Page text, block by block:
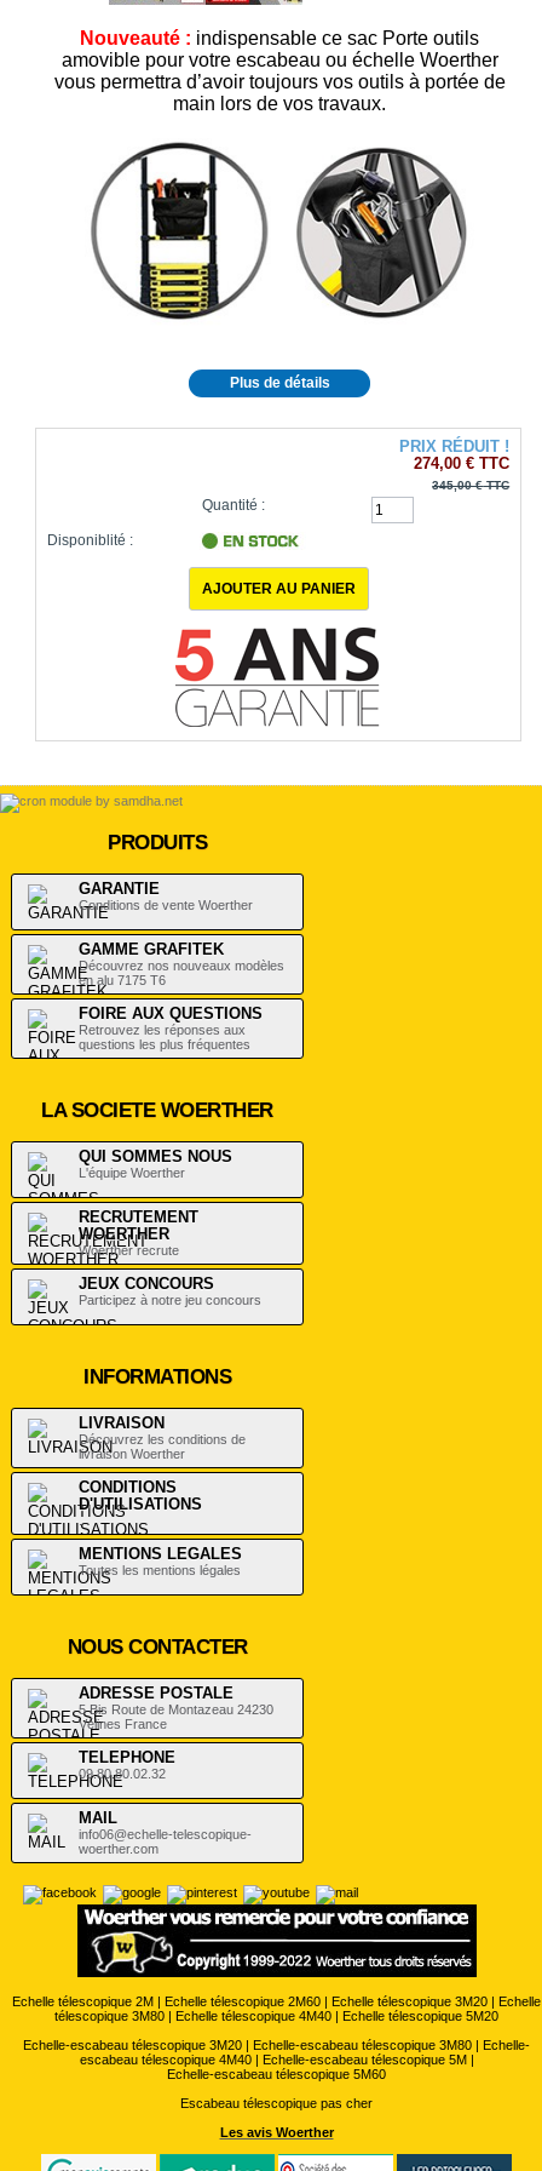
Nouveauté : indispensable ce sac Porte outils
amovible pour votre escabeau ou échelle Woerther
vous permettra d’avoir toujours vos outils à portée de
main lors de vos travaux.
Plus de détails
PRIX RÉDUIT !
274,00 € TTC
345,00 €TTC
Quantité :
Disponiblité :
PRODUITS
GARANTIE
Conditions de vente Woerther
GAMME GRAFITEK
Découvrez nos nouveaux modèles
en alu 7175 T6
FOIRE AUX QUESTIONS
Retrouvez les réponses aux
questions les plus fréquentes
LA SOCIETE WOERTHER
QUI SOMMES NOUS
L'équipe Woerther
RECRUTEMENT
WOERTHER
Woerther recrute
JEUX CONCOURS
Participez à notre jeu concours
INFORMATIONS
LIVRAISON
Découvrez les conditions de
livraison Woerther
CONDITIONS
D'UTILISATIONS
.
MENTIONS LEGALES
Toutes les mentions légales
NOUS CONTACTER
ADRESSE POSTALE
5 Bis Route de Montazeau 24230
Vélines France
TELEPHONE
09.80.80.02.32
MAIL
info06@echelle-telescopique-
woerther.com
Echelle télescopique 2M | Echelle télescopique 2M60 | Echelle télescopique 3M20 | Echelle
télescopique 3M80 | Echelle télescopique 4M40 | Echelle télescopique 5M20
Echelle-escabeau télescopique 3M20 | Echelle-escabeau télescopique 3M80 | Echelle-
escabeau télescopique 4M40| Echelle-escabeau télescopique 5M|
Echelle-escabeau télescopique 5M60
Escabeau télescopique pas cher
Les avis Woerther